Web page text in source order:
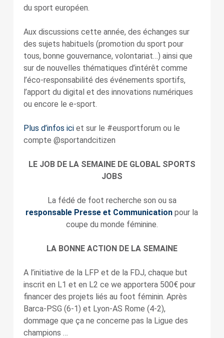
du sport européen.
Aux discussions cette année, des échanges sur
des sujets habituels (promotion du sport pour
tous, bonne gouvernance, volontariat…) ainsi que
sur de nouvelles thématiques d’intérêt comme
l’éco-responsabilité des événements sportifs,
l’apport du digital et des innovations numériques
ou encore le e-sport.
Plus d’infos iciet sur le #eusportforum ou le
compte @sportandcitizen
LE JOB DE LA SEMAINE DE GLOBAL SPORTS
JOBS
La fédé de foot recherche son ou sa
responsable Presse et Communication pour la
coupe du monde féminine.
LA BONNE ACTION DE LA SEMAINE
A l’initiative de la LFP et de la FDJ, chaque but
inscrit en L1 et en L2 ce we apportera 500€ pour
financer des projets liés au foot féminin. Après
Barca-PSG (6-1) et Lyon-AS Rome (4-2),
dommage que ça ne concerne pas la Ligue des
champions …